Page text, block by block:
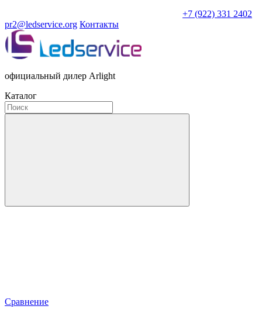
+7 (922) 331 2402
pr2@ledservice.org Контакты
официальный дилер Arlight
Каталог
Сравнение